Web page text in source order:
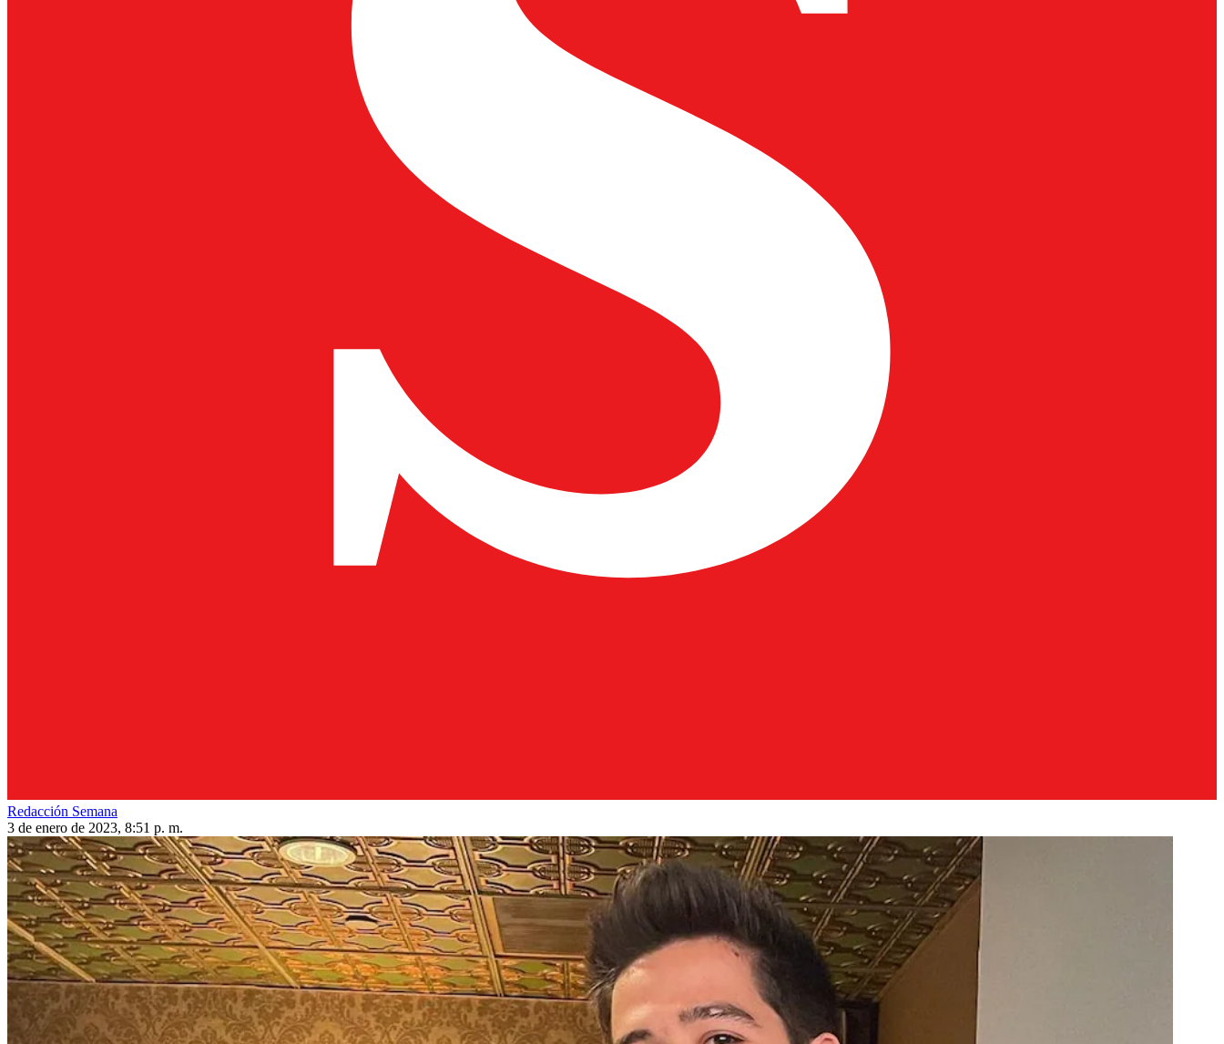
Redacción Semana
3 de enero de 2023, 8:51 p. m.